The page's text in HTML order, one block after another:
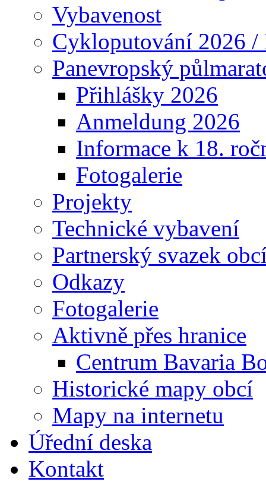
Vybavenost
Cykloputování 2026 /
Panevropský
Přihlášky 2026
Anmeldung 2026
Informace k 18.
Fotogalerie
Projekty
Technické vybavení
Partnerský svazek
Odkazy
Fotogalerie
Aktivně přes hranice
Centrum Bavaria
Historické mapy obcí
Mapy na internetu
Úřední deska
Kontakt